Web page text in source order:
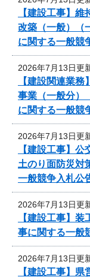
【建設工事】
改築（一般）
に関する一般競
2026年7月13日更
【建設関連業
事業（一般分）
に関する一般競
2026年7月13日更
【建設工事】
土のり面防災対
一般競争入札公
2026年7月13日更
【建設工事】
事に関する一般
2026年7月13日更
【建設工事】